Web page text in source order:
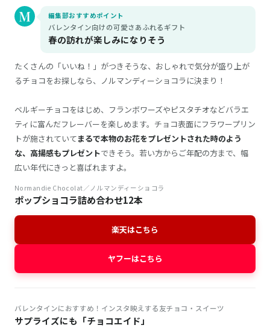
編集部おすすめポイント
バレンタイン向けの可愛さあふれるギフト
春の訪れが楽しみになりそう
たくさんの「いいね！」がつきそうな、おしゃれで気分が盛り上が
るチョコをお探しなら、ノルマンディーショコラに決まり！
ベルギーチョコをはじめ、フランボワーズやピスタチオなどバラエ
ティに富んだフレーバーを楽しめます。チョコ表面にフラワープリン
トが施されていてまるで本物のお花をプレゼントされた時のよう
な、高揚感もプレゼントできそう。若い方からご年配の方まで、幅
広い年代にきっと喜ばれますよ。
Normandie Chocolat／ノルマンディーショコラ
ポップショコラ詰め合わせ12本
楽天はこちら
ヤフーはこちら
バレンタインにおすすめ！インスタ映えする友チョコ・スイーツ
サプライズにも「チョコエイド」